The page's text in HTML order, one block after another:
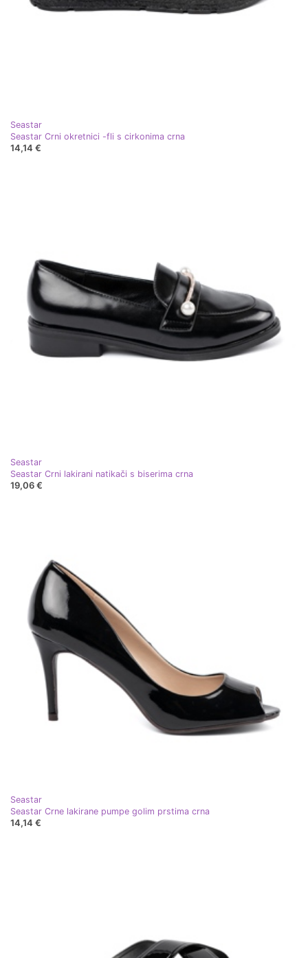
Seastar
Seastar Crni okretnici -fli s cirkonima crna
14,14 €
Seastar
Seastar Crni lakirani natikači s biserima crna
19,06 €
Seastar
Seastar Crne lakirane pumpe golim prstima crna
14,14 €